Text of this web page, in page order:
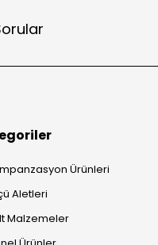
Ürünleri
Aletleri
Malzemeler